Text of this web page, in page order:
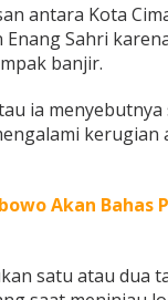
antara Kota
Sahri
banjir.
ia
Akan Bahas
satu atau dua